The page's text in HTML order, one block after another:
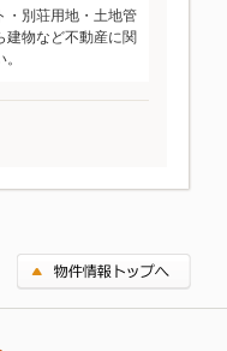
・別荘用地・土地管
建物など不動産に関